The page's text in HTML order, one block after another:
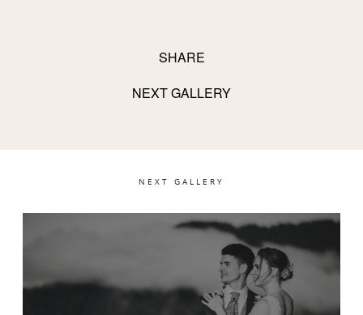
SHARE
NEXT GALLERY
NEXT GALLERY